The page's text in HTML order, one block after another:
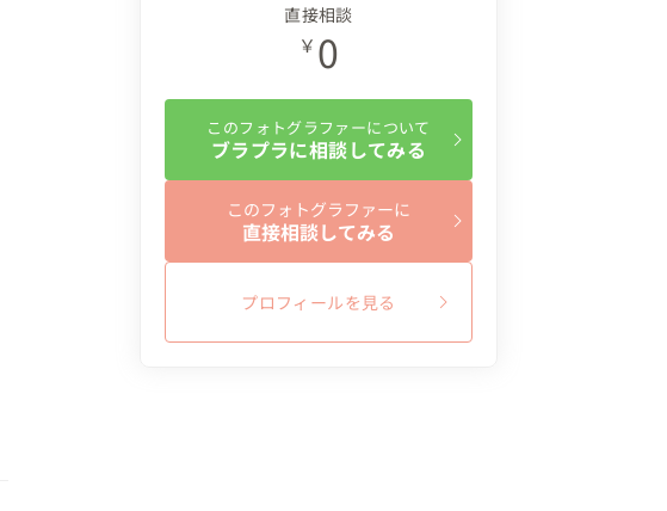
直接相談
￥ 0
このフォトグラファーについて
ブラプラに相談してみる
このフォトグラファーに
直接相談してみる
プロフィールを見る